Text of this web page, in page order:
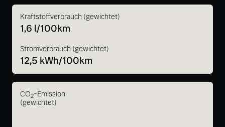
Kraftstoffverbrauch (gewichtet)
1,6 l/100km
Stromverbrauch (gewichtet)
12,5 kWh/100km
CO2-Emission
(gewichtet)